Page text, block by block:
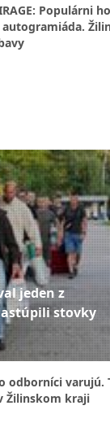
Populárni
jeden z
stovky
odborníci varujú.
Žilinskom kraji